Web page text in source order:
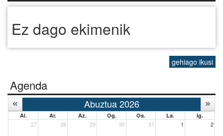
Ez dago ekimenik
gehiago ikusi
Agenda
Abuztua 2026
Al. Ar. Az. Og. Os. La. Ig.
27 28 29 30 31 1 2